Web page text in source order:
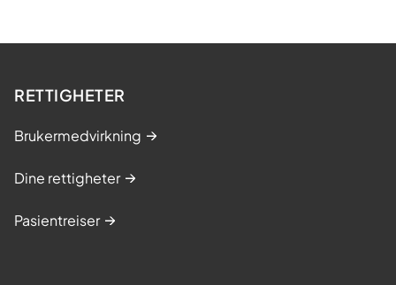
RETTIGHETER
Brukermedvirkning
Dine rettigheter
Pasientreiser